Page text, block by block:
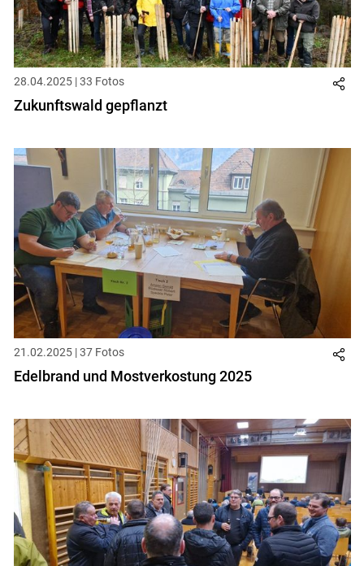
28.04.2025 | 33 Fotos
Zukunftswald gepflanzt
21.02.2025 | 37 Fotos
Edelbrand und Mostverkostung 2025